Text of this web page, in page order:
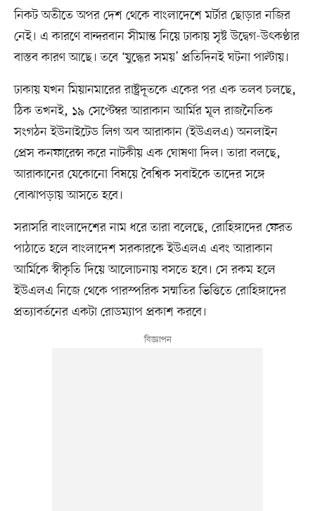
নিকট অতীতে অপর দেশ থেকে বাংলাদেশে মর্টার ছোড়ার নজির
নেই। এ কারণে বান্দরবান সীমান্ত নিয়ে ঢাকায় সৃষ্ট উদ্বেগ-উৎকণ্ঠার
বাস্তব কারণ আছে। তবে ‘যুদ্ধের সময়’ প্রতিদিনই ঘটনা পাল্টায়।
ঢাকায় যখন মিয়ানমারের রাষ্ট্রদূতকে একের পর এক তলব চলছে,
ঠিক তখনই, ১৯ সেপ্টেম্বর আরাকান আর্মির মূল রাজনৈতিক
সংগঠন ইউনাইটেড লিগ অব আরাকান (ইউএলএ) অনলাইন
প্রেস কনফারেন্স করে নাটকীয় এক ঘোষণা দিল। তারা বলছে,
আরাকানের যেকোনো বিষয়ে বৈশ্বিক সবাইকে তাদের সঙ্গে
বোঝাপড়ায় আসতে হবে।
সরাসরি বাংলাদেশের নাম ধরে তারা বলেছে, রোহিঙ্গাদের ফেরত
পাঠাতে হলে বাংলাদেশ সরকারকে ইউএলএ এবং আরাকান
আর্মিকে স্বীকৃতি দিয়ে আলোচনায় বসতে হবে। সে রকম হলে
ইউএলএ নিজে থেকে পারস্পরিক সম্মতির ভিত্তিতে রোহিঙ্গাদের
প্রত্যাবর্তনের একটা রোডম্যাপ প্রকাশ করবে।